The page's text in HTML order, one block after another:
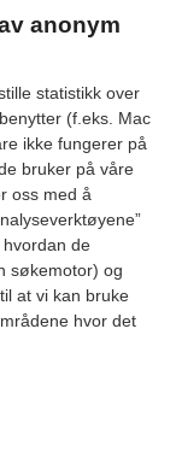
anonym
statistikk over
(f.eks. Mac
ikke fungerer på
bruker på våre
oss med å
de
søkemotor) og
at vi kan bruke
hvor det